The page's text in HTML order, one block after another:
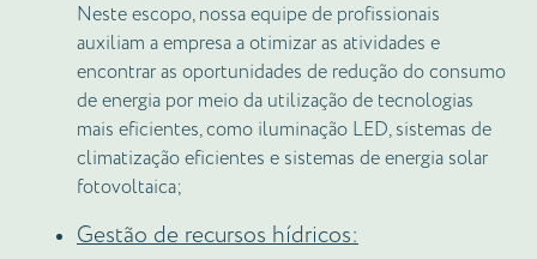
Neste escopo, nossa equipe de profissionais
auxiliam a empresa a otimizar as atividades e
encontrar as oportunidades de redução do consumo
de energia por meio da utilização de tecnologias
mais eficientes, como iluminação LED, sistemas de
climatização eficientes e sistemas de energia solar
fotovoltaica;
Gestão de recursos hídricos: